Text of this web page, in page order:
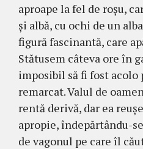
aproape la fel de roşu,
şi albă, cu ochi de un
figură fascinantă, care
Stătusem câteva ore în
imposibil să fi fost acolo
remarcat. Valul de
ren­tă derivă, dar ea
apropie, înde­păr­tându-
de vagonul pe care îl